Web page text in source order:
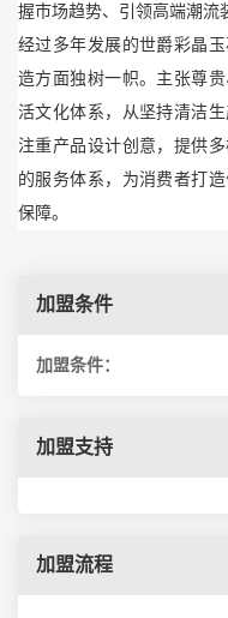
握市场趋势、引领高端潮流
经过多年发展的世爵彩晶
造方面独树一帜。主张尊
活文化体系，从坚持清洁
注重产品设计创意，提供
的服务体系，为消费者打
保障。
加盟条件
加盟条件：
加盟支持
加盟流程